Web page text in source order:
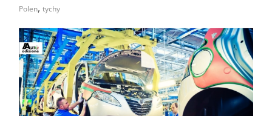
lifestyle
Polen, tychy